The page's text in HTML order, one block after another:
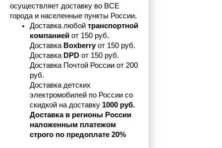
осуществляет доставку во ВСЕ
города и населенные пункты России.
Доставка любой транспортной
компанией от 150 руб.
Доставка Boxberry от 150 руб.
Доставка DPD от 150 руб.
Доставка Почтой России от 200
руб.
Доставка детских
электромобилей по России со
скидкой на доставку 1000 руб.
Доставка в регионы России
наложенным платежом
строго по предоплате 20%